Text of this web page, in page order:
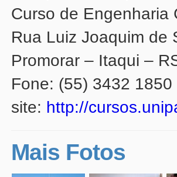
Curso de Engenharia
Rua Luiz Joaquim de
Promorar – Itaqui –
Fone: (55) 3432 1850
site: http://
Mais Fotos